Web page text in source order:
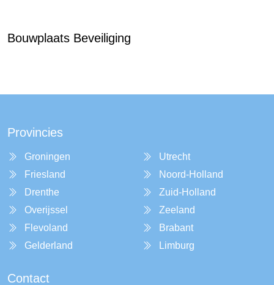
Bouwplaats Beveiliging
Provincies
Groningen
Friesland
Drenthe
Overijssel
Flevoland
Gelderland
Utrecht
Noord-Holland
Zuid-Holland
Zeeland
Brabant
Limburg
Contact